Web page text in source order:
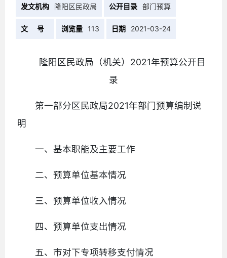
发文机构 隆阳区民政局 公开目录 部门预算
文 号 浏览量 113 日期 2021-03-24
隆阳区民政局（机关）2021年预算公开目
录
第一部分区民政局2021年部门预算编制说
明
一、基本职能及主要工作
二、预算单位基本情况
三、预算单位收入情况
四、预算单位支出情况
五、市对下专项转移支付情况